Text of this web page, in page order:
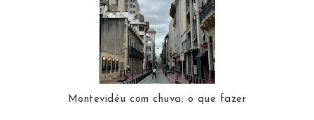
Montevidéu com chuva: o que fazer